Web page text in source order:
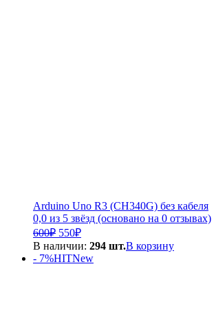
Arduino Uno R3 (CH340G) без кабеля
0,0 из 5 звёзд (основано на 0 отзывах)
600₽ Первоначальная
цена
составляла
550₽Текущая
цена:
550₽.
В наличии: 294 шт.В корзину
- 7%HITNew